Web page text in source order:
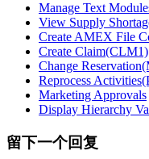
Manage Text
View Supply
Create AMEX File
Create Claim(CLM1)
Change
Reprocess
Marketing Approvals
Display Hierarchy
留下一个回复